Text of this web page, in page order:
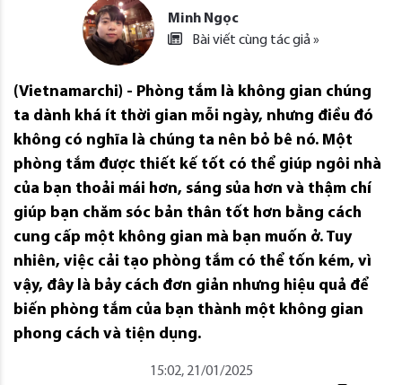
Minh Ngọc
Bài viết cùng tác giả »
(Vietnamarchi) - Phòng tắm là không gian chúng
ta dành khá ít thời gian mỗi ngày, nhưng điều đó
không có nghĩa là chúng ta nên bỏ bê nó. Một
phòng tắm được thiết kế tốt có thể giúp ngôi nhà
của bạn thoải mái hơn, sáng sủa hơn và thậm chí
giúp bạn chăm sóc bản thân tốt hơn bằng cách
cung cấp một không gian mà bạn muốn ở. Tuy
nhiên, việc cải tạo phòng tắm có thể tốn kém, vì
vậy, đây là bảy cách đơn giản nhưng hiệu quả để
biến phòng tắm của bạn thành một không gian
phong cách và tiện dụng.
15:02, 21/01/2025